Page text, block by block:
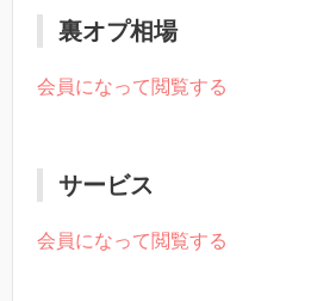
裏オプ相場
会員になって閲覧する
サービス
会員になって閲覧する